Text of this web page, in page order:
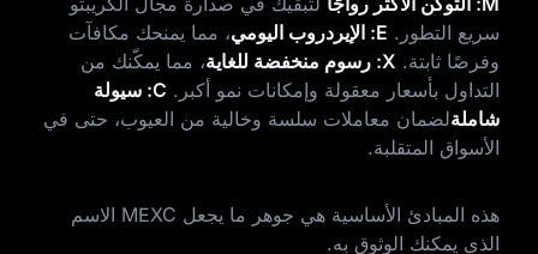
سريع التطور. E: الإيردروب اليومي
، مما يمنحك مكافآت
وفرصًا ثابتة. X: رسوم منخفضة للغاية
، مما يمكّنك من
التداول بأسعار معقولة وإمكانات نمو أكبر.
C: سيولة
شاملةلضمان معاملات سلسة وخالية من العيوب، حتى في
الأسواق المتقلبة.
هذه المبادئ الأساسية هي جوهر ما يجعل MEXC الاسم
الذي يمكنك الوثوق به.